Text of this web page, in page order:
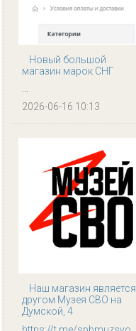
Новый большой
магазин марок СНГ
...
2026-06-16 10:13
Наш магазин является
другом Музея СВО на
Думской, 4